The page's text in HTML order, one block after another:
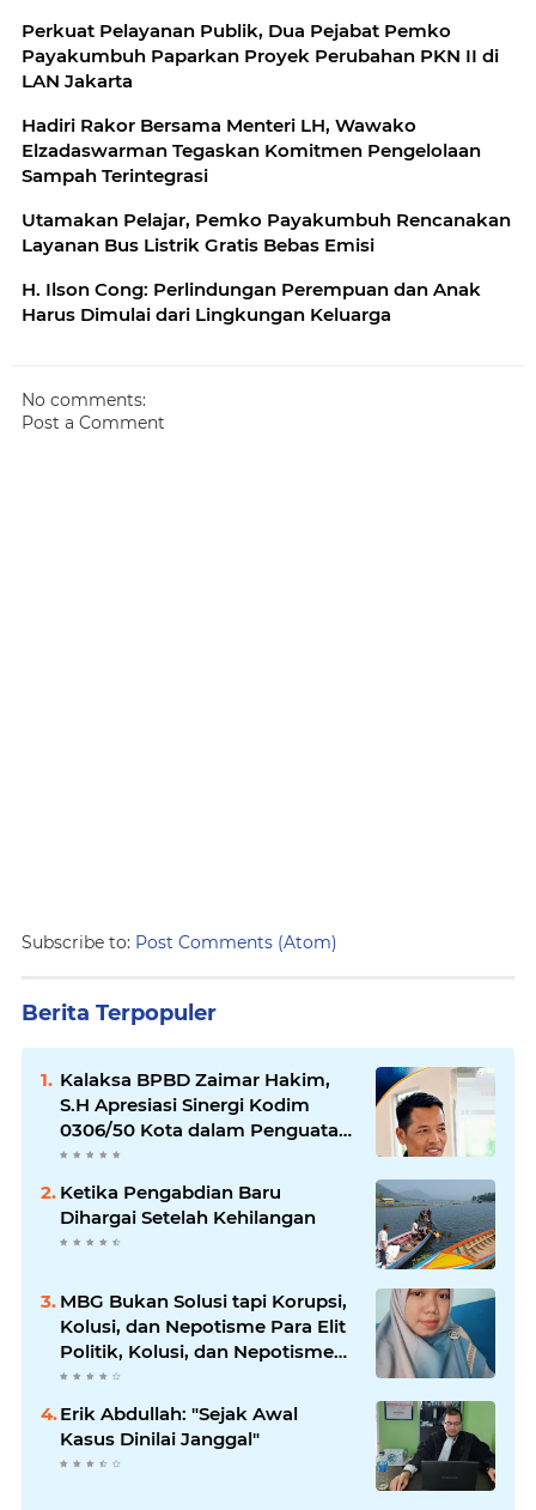
Perkuat Pelayanan Publik, Dua Pejabat Pemko
Payakumbuh Paparkan Proyek Perubahan PKN II di
LAN Jakarta
Hadiri Rakor Bersama Menteri LH, Wawako
Elzadaswarman Tegaskan Komitmen Pengelolaan
Sampah Terintegrasi
Utamakan Pelajar, Pemko Payakumbuh Rencanakan
Layanan Bus Listrik Gratis Bebas Emisi
H. Ilson Cong: Perlindungan Perempuan dan Anak
Harus Dimulai dari Lingkungan Keluarga
No comments:
Post a Comment
Subscribe to: Post Comments (Atom)
Berita Terpopuler
Kalaksa BPBD Zaimar Hakim,
S.H Apresiasi Sinergi Kodim
0306/50 Kota dalam Penguatan
Mitigasi dan Penanganan
Bencana
Ketika Pengabdian Baru
Dihargai Setelah Kehilangan
MBG Bukan Solusi tapi Korupsi,
Kolusi, dan Nepotisme Para Elit
Politik, Kolusi, dan Nepotisme
Para Elit Politik
Erik Abdullah: "Sejak Awal
Kasus Dinilai Janggal"